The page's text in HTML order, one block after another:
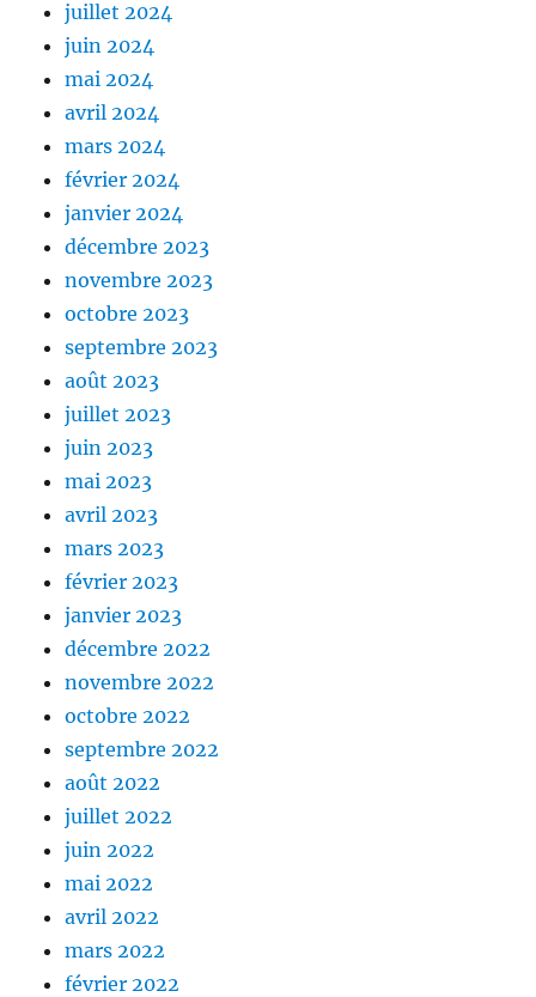
juillet 2024
juin 2024
mai 2024
avril 2024
mars 2024
février 2024
janvier 2024
décembre 2023
novembre 2023
octobre 2023
septembre 2023
août 2023
juillet 2023
juin 2023
mai 2023
avril 2023
mars 2023
février 2023
janvier 2023
décembre 2022
novembre 2022
octobre 2022
septembre 2022
août 2022
juillet 2022
juin 2022
mai 2022
avril 2022
mars 2022
février 2022